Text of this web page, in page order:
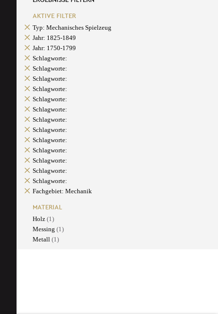
AKTIVE FILTER
Typ: Mechanisches Spielzeug
Jahr: 1825-1849
Jahr: 1750-1799
Schlagworte:
Schlagworte:
Schlagworte:
Schlagworte:
Schlagworte:
Schlagworte:
Schlagworte:
Schlagworte:
Schlagworte:
Schlagworte:
Schlagworte:
Schlagworte:
Schlagworte:
Fachgebiet: Mechanik
MATERIAL
Holz (1)
Messing (1)
Metall (1)